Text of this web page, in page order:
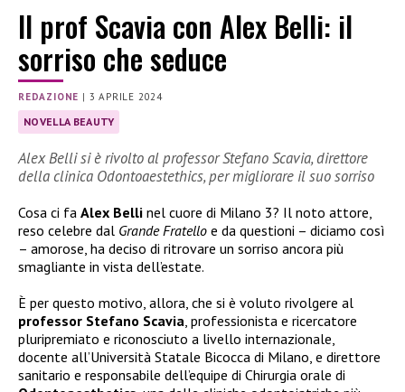
Il prof Scavia con Alex Belli: il
sorriso che seduce
REDAZIONE | 3 APRILE 2024
NOVELLA BEAUTY
Alex Belli si è rivolto al professor Stefano Scavia, direttore
della clinica Odontoaestethics, per migliorare il suo sorriso
Cosa ci fa Alex Belli nel cuore di Milano 3? Il noto attore,
reso celebre dal Grande Fratello e da questioni – diciamo così
– amorose, ha deciso di ritrovare un sorriso ancora più
smagliante in vista dell’estate.
È per questo motivo, allora, che si è voluto rivolgere al
professor Stefano Scavia , professionista e ricercatore
pluripremiato e riconosciuto a livello internazionale,
docente all’Università Statale Bicocca di Milano, e direttore
sanitario e responsabile dell’equipe di Chirurgia orale di